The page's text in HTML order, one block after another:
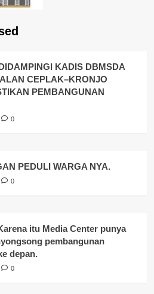
KADIS DBMSDA
CEPLAK–KRONJO
PEMBANGUNAN
0
PEDULI WARGA NYA.
0
itu Media Center punya
pembangunan
depan.
0